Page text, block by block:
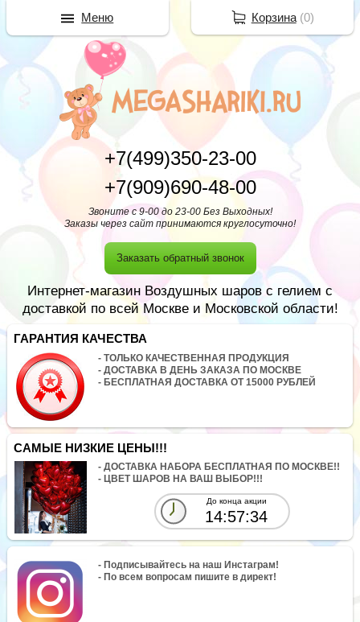
+7(499)350-23-00
+7(909)690-48-00
Звоните с 9-00 до 23-00 Без Выходных!
Заказы через сайт принимаются круглосуточно!
Заказать обратный звонок
Интернет-магазин Воздушных шаров с гелием с
доставкой по всей Москве и Московской области!
ГАРАНТИЯ КАЧЕСТВА
- ТОЛЬКО КАЧЕСТВЕННАЯ ПРОДУКЦИЯ
- ДОСТАВКА В ДЕНЬ ЗАКАЗА ПО МОСКВЕ
- БЕСПЛАТНАЯ ДОСТАВКА ОТ 15000 РУБЛЕЙ
САМЫЕ НИЗКИЕ ЦЕНЫ!!!
- ДОСТАВКА НАБОРА БЕСПЛАТНАЯ ПО МОСКВЕ!!
- ЦВЕТ ШАРОВ НА ВАШ ВЫБОР!!!
До конца акции
14:57:34
- Подписывайтесь на наш Инстаграм!
- По всем вопросам пишите в директ!
Корзина(0)
Меню